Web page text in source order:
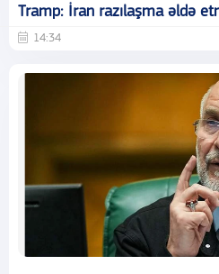
Tramp: İran razılaşma əldə
14:34